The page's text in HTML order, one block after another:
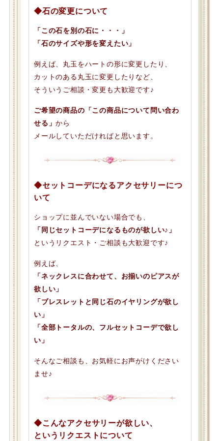
◆石の変更について
「この石を別の石に・・・」
「石のサイズや形を変えたい」
例えば、丸玉をハートの形に変更したり、
カットのある丸玉に変更したりなど、
そういうご相談・変更も大歓迎です♪
ご希望の商品の「この商品について問い合わ
せる」から
メールしていただければと思います。
◆セットコーデになるアクセサリーにつ
いて
ショップに並んでいない場合でも、
「同じセットコーデになるものが欲しい♪」
というリクエスト・ご相談も大歓迎です♪
例えば、
「ネックレスに合わせて、お揃いのピアスが
欲しい」
「ブレスレットと同じ石のイヤリングが欲し
い」
「全部トータルの、フルセットコーデで欲し
い」
そんなご相談も、お気軽にお声がけください
ませ♪
◆こんなアクセサリーが欲しい、
というリクエストについて